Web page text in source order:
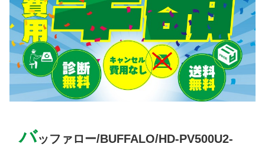
バッファロー/BUFFALO/HD-PV500U2-